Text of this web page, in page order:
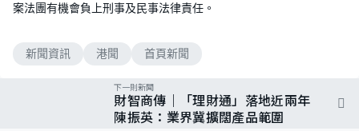
案法團有機會負上刑事及民事法律責任。
新聞資訊 港聞 首頁新聞
下一則新聞
財智商傳｜「理財通」落地近兩年
陳振英：業界冀擴闊產品範圍